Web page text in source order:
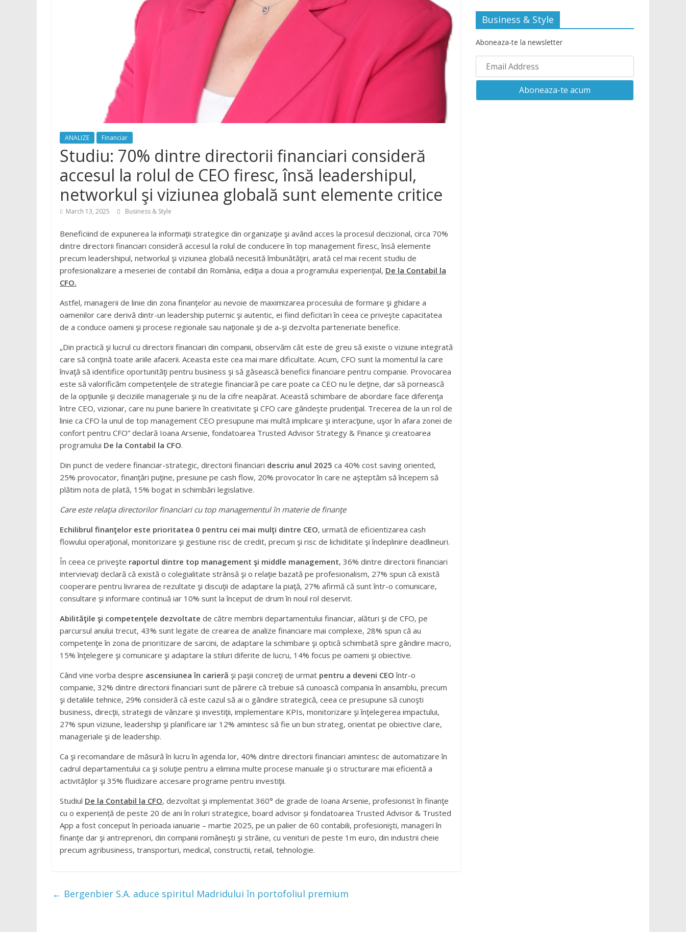
ANALIZE Financiar
Studiu: 70% dintre directorii financiari consideră
accesul la rolul de CEO firesc, însă leadershipul,
networkul şi viziunea globală sunt elemente critice
March 13, 2025 Business & Style
Beneficiind de expunerea la informaţii strategice din organizaţie şi având acces la procesul decizional, circa 70%
dintre directorii financiari consideră accesul la rolul de conducere în top management firesc, însă elemente
precum leadershipul, networkul şi viziunea globală necesită îmbunătăţiri, arată cel mai recent studiu de
profesionalizare a meseriei de contabil din România, ediţia a doua a programului experienţial, De la Contabil la
CFO.
Astfel, managerii de linie din zona finanţelor au nevoie de maximizarea procesului de formare şi ghidare a
oamenilor care derivă dintr-un leadership puternic şi autentic, ei fiind deficitari în ceea ce priveşte capacitatea
de a conduce oameni şi procese regionale sau naţionale şi de a-şi dezvolta parteneriate benefice.
„Din practică şi lucrul cu directorii financiari din companii, observăm cât este de greu să existe o viziune integrată
care să conţină toate ariile afacerii. Aceasta este cea mai mare dificultate. Acum, CFO sunt la momentul la care
învaţă să identifice oportunităţi pentru business şi să găsească beneficii financiare pentru companie. Provocarea
este să valorificăm competenţele de strategie financiară pe care poate ca CEO nu le deţine, dar să pornească
de la opţiunile şi deciziile manageriale şi nu de la cifre neapărat. Această schimbare de abordare face diferenţa
între CEO, vizionar, care nu pune bariere în creativitate şi CFO care gândeşte prudenţial. Trecerea de la un rol de
linie ca CFO la unul de top management CEO presupune mai multă implicare şi interacţiune, uşor în afara zonei de
confort pentru CFO” declară Ioana Arsenie, fondatoarea Trusted Advisor Strategy & Finance şi creatoarea
programului De la Contabil la CFO.
Din punct de vedere financiar-strategic, directorii financiari descriu anul 2025 ca 40% cost saving oriented,
25% provocator, finanţări puţine, presiune pe cash flow, 20% provocator în care ne aşteptăm să începem să
plătim nota de plată, 15% bogat in schimbări legislative.
Care este relaţia directorilor financiari cu top managementul în materie de finanţe
Echilibrul finanţelor este prioritatea 0 pentru cei mai mulţi dintre CEO, urmată de eficientizarea cash
flowului operaţional, monitorizare şi gestiune risc de credit, precum şi risc de lichiditate şi îndeplinire deadlineuri.
În ceea ce priveşte raportul dintre top management şi middle management, 36% dintre directorii financiari
intervievaţi declară că există o colegialitate strânsă şi o relaţie bazată pe profesionalism, 27% spun că există
cooperare pentru livrarea de rezultate şi discuţii de adaptare la piaţă, 27% afirmă că sunt într-o comunicare,
consultare şi informare continuă iar 10% sunt la început de drum în noul rol deservit.
Abilităţile şi competenţele dezvoltate de către membrii departamentului financiar, alături şi de CFO, pe
parcursul anului trecut, 43% sunt legate de crearea de analize financiare mai complexe, 28% spun că au
competenţe în zona de prioritizare de sarcini, de adaptare la schimbare şi optică schimbată spre gândire macro,
15% înţelegere şi comunicare şi adaptare la stiluri diferite de lucru, 14% focus pe oameni şi obiective.
Când vine vorba despre ascensiunea în carieră şi paşii concreţi de urmat pentru a deveni CEO într-o
companie, 32% dintre directorii financiari sunt de părere că trebuie să cunoască compania în ansamblu, precum
şi detaliile tehnice, 29% consideră că este cazul să ai o gândire strategică, ceea ce presupune să cunoşti
business, direcţii, strategii de vânzare şi investiţii, implementare KPIs, monitorizare şi înţelegerea impactului,
27% spun viziune, leadership şi planificare iar 12% amintesc să fie un bun strateg, orientat pe obiective clare,
manageriale şi de leadership.
Ca şi recomandare de măsură în lucru în agenda lor, 40% dintre directorii financiari amintesc de automatizare în
cadrul departamentului ca şi soluţie pentru a elimina multe procese manuale şi o structurare mai eficientă a
activităţilor şi 35% fluidizare accesare programe pentru investiţii.
Studiul De la Contabil la CFO, dezvoltat şi implementat 360° de grade de Ioana Arsenie, profesionist în finanţe
cu o experiență de peste 20 de ani în roluri strategice, board advisor și fondatoarea Trusted Advisor & Trusted
App a fost conceput în perioada ianuarie – martie 2025, pe un palier de 60 contabili, profesionişti, manageri în
finanţe dar şi antreprenori, din companii româneşti şi străine, cu venituri de peste 1m euro, din industrii cheie
precum agribusiness, transporturi, medical, constructii, retail, tehnologie.
← Bergenbier S.A. aduce spiritul Madridului în portofoliul premium
Business & Style
Aboneaza-te la newsletter